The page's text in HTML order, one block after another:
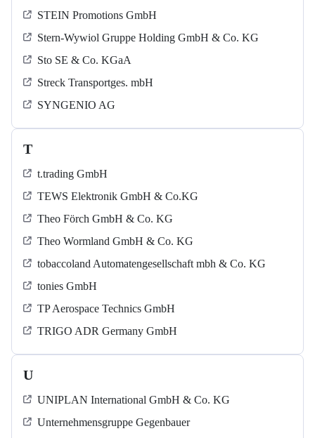
STEIN Promotions GmbH
Stern-Wywiol Gruppe Holding GmbH & Co. KG
Sto SE & Co. KGaA
Streck Transportges. mbH
SYNGENIO AG
T
t.trading GmbH
TEWS Elektronik GmbH & Co.KG
Theo Förch GmbH & Co. KG
Theo Wormland GmbH & Co. KG
tobaccoland Automatengesellschaft mbh & Co. KG
tonies GmbH
TP Aerospace Technics GmbH
TRIGO ADR Germany GmbH
U
UNIPLAN International GmbH & Co. KG
Unternehmensgruppe Gegenbauer